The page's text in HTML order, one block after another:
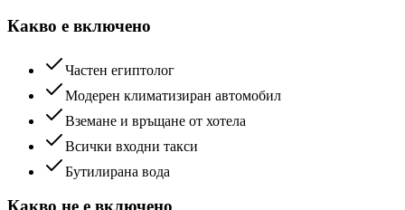
Какво е включено
Частен египтолог
Модерен климатизиран автомобил
Вземане и връщане от хотела
Всички входни такси
Бутилирана вода